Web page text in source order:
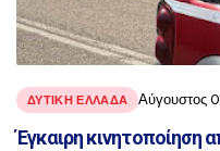
ΔΥΤΙΚΗ ΕΛΛΑΔΑ Αύγουστος
Έγκαιρη κινητοποίηση